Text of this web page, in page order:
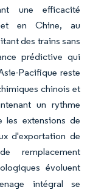
une efficacité
en Chine, au
des trains sans
prédictive qui
Pacifique reste
chinois et
un rythme
les extensions de
d'exportation de
remplacement
évoluent
intégral se